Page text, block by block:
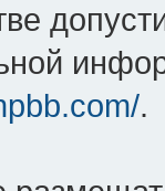
.